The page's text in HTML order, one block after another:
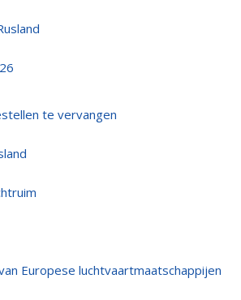
te vervangen
Europese luchtvaartmaatschappijen